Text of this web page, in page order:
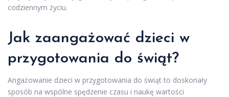
codziennym życiu.
Jak zaangażować dzieci w
przygotowania do świąt?
Angażowanie dzieci w przygotowania do świąt to doskonały
sposób na wspólne spędzenie czasu i naukę wartości